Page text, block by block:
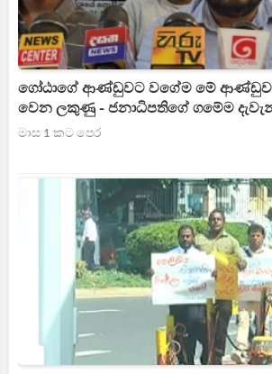
ගෝඨාගේ ආණ්ඩුවට වගේම මේ
වෙන ලකුණු - ජනාධිපතිගේ ගමේම
- ලාල්ටයි නාමල්ටයි ගොවියන්ගෙන් රතු
මාස 1 කට පෙර